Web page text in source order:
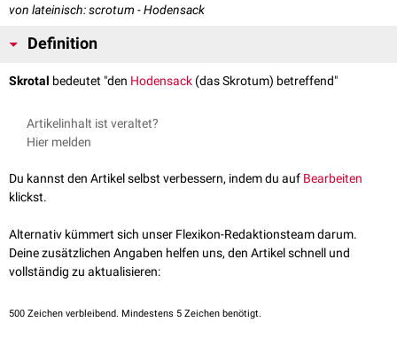
von lateinisch: scrotum - Hodensack
Definition
Skrotal bedeutet "den Hodensack (das Skrotum) betreffend"
Artikelinhalt ist veraltet?
Hier melden
Du kannst den Artikel selbst verbessern, indem du auf Bearbeiten
klickst.
Alternativ kümmert sich unser Flexikon-Redaktionsteam darum.
Deine zusätzlichen Angaben helfen uns, den Artikel schnell und
vollständig zu aktualisieren:
500 Zeichen verbleibend. Mindestens 5 Zeichen benötigt.